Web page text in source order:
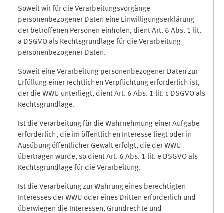
Soweit wir für die Verarbeitungsvorgänge
personenbezogener Daten eine Einwilligungserklärung
der betroffenen Personen einholen, dient Art. 6 Abs. 1 lit.
a DSGVO als Rechtsgrundlage für die Verarbeitung
personenbezogener Daten.
Soweit eine Verarbeitung personenbezogener Daten zur
Erfüllung einer rechtlichen Verpflichtung erforderlich ist,
der die WWU unterliegt, dient Art. 6 Abs. 1 lit. c DSGVO als
Rechtsgrundlage.
Ist die Verarbeitung für die Wahrnehmung einer Aufgabe
erforderlich, die im öffentlichen Interesse liegt oder in
Ausübung öffentlicher Gewalt erfolgt, die der WWU
übertragen wurde, so dient Art. 6 Abs. 1 lit. e DSGVO als
Rechtsgrundlage für die Verarbeitung.
Ist die Verarbeitung zur Wahrung eines berechtigten
Interesses der WWU oder eines Dritten erforderlich und
überwiegen die Interessen, Grundrechte und